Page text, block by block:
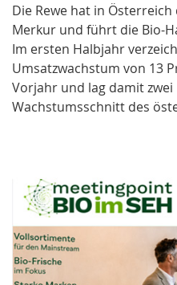
Die Rewe hat in
Merkur und führt die Bio-
Im ersten Halbjahr
Umsatzwachstum von 13
Vorjahr und lag damit
Wachstumsschnitt des